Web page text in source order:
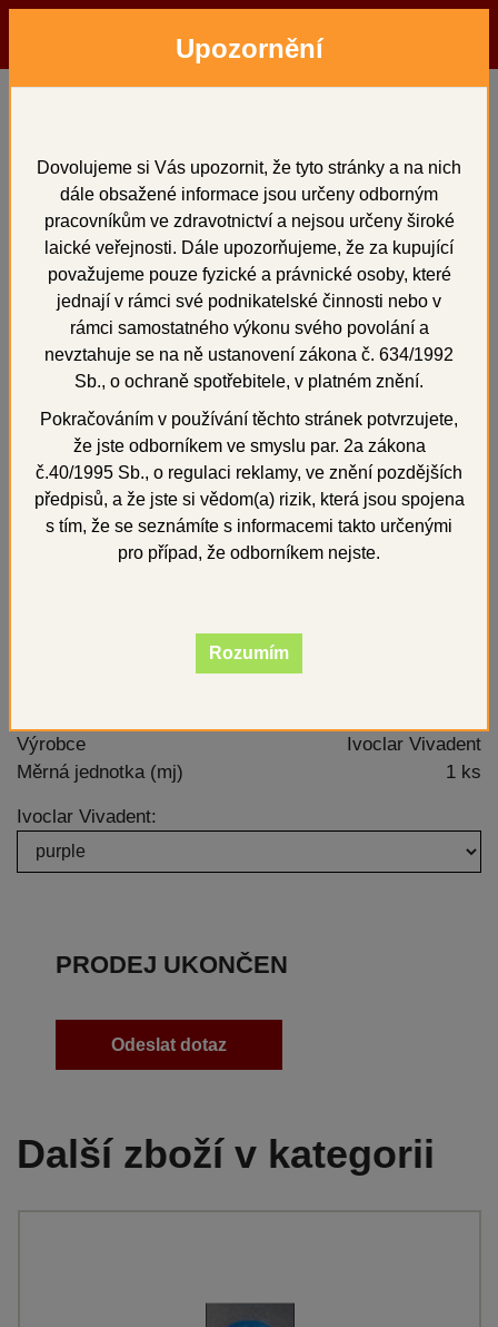
Hledat Přihlásit
IPS Classic V I-Opaquer
3 g
+
Výrobce
Ivoclar Vivadent
Měrná jednotka (mj)
1 ks
Ivoclar Vivadent:
PRODEJ UKONČEN
Odeslat dotaz
Další zboží v kategorii
Upozornění
Dovolujeme si Vás upozornit, že tyto stránky a na nich
dále obsažené informace jsou určeny odborným
pracovníkům ve zdravotnictví a nejsou určeny široké
laické veřejnosti. Dále upozorňujeme, že za kupující
považujeme pouze fyzické a právnické osoby, které
jednají v rámci své podnikatelské činnosti nebo v
rámci samostatného výkonu svého povolání a
nevztahuje se na ně ustanovení zákona č. 634/1992
Sb., o ochraně spotřebitele, v platném znění.
Pokračováním v používání těchto stránek potvrzujete,
že jste odborníkem ve smyslu par. 2a zákona
č.40/1995 Sb., o regulaci reklamy, ve znění pozdějších
předpisů, a že jste si vědom(a) rizik, která jsou spojena
s tím, že se seznámíte s informacemi takto určenými
pro případ, že odborníkem nejste.
Rozumím